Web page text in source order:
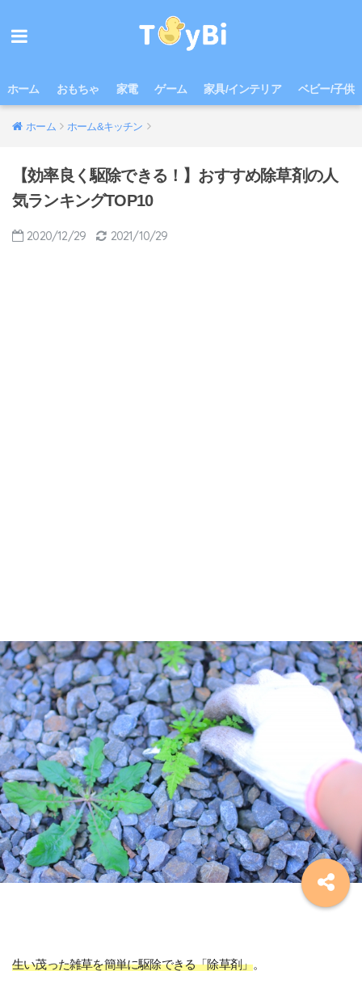
ホーム おもちゃ 家電 ゲーム 家具/インテリア ベビー/子供
ホーム ホーム&キッチン
【効率良く駆除できる！】おすすめ除草剤の人
気ランキングTOP10
2020/12/29 2021/10/29
生い茂った雑草を簡単に駆除できる「除草剤」。